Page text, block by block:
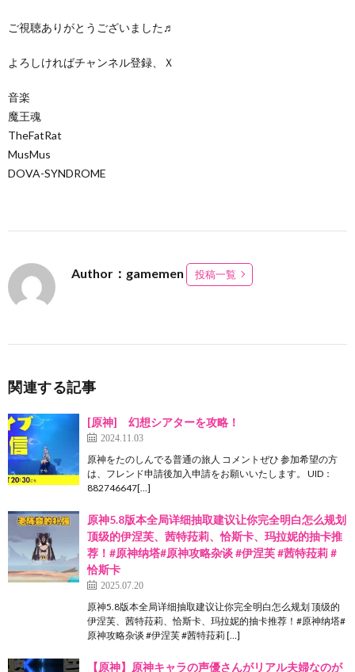
ご視聴ありがとうございました♬
よろしければチャンネル登録、Ｘ
音楽
魔王魂
TheFatRat
MusMus
DOVA-SYNDROME
Author：gamemen 投稿一覧
関連する記事
[原神] 幻想シアターを攻略！
2024.11.03
原神をたのしんでる普通の旅人 コメントぜひ 参加希望の方
は、フレンド申請後加入申請をお願いいたします。 UID：
882746647[…]
原神5.8版本全局详细抽取建议让你完全明白怎么规划
顶级的伊涅芙、茜特菈莉、恰斯卡、玛拉妮的抽卡推
荐！#原神纳塔#原神攻略杂谈 #伊涅芙 #茜特菈莉 #
恰斯卡
2025.07.20
原神5.8版本全局详细抽取建议让你完全明白怎么规划 顶级的
伊涅芙、茜特菈莉、恰斯卡、玛拉妮的抽卡推荐！#原神纳塔#
原神攻略杂谈 #伊涅芙 #茜特菈莉 […]
【原神】原神キャラの声優さんがリアル夫婦なのが